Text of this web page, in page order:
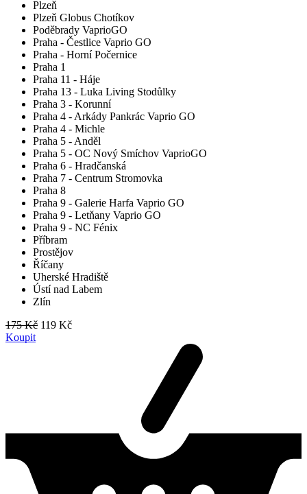
Plzeň
Plzeň Globus Chotíkov
Poděbrady VaprioGO
Praha - Čestlice Vaprio GO
Praha - Horní Počernice
Praha 1
Praha 11 - Háje
Praha 13 - Luka Living Stodůlky
Praha 3 - Korunní
Praha 4 - Arkády Pankrác Vaprio GO
Praha 4 - Michle
Praha 5 - Anděl
Praha 5 - OC Nový Smíchov VaprioGO
Praha 6 - Hradčanská
Praha 7 - Centrum Stromovka
Praha 8
Praha 9 - Galerie Harfa Vaprio GO
Praha 9 - Letňany Vaprio GO
Praha 9 - NC Fénix
Příbram
Prostějov
Říčany
Uherské Hradiště
Ústí nad Labem
Zlín
175 Kč 119 Kč
Koupit